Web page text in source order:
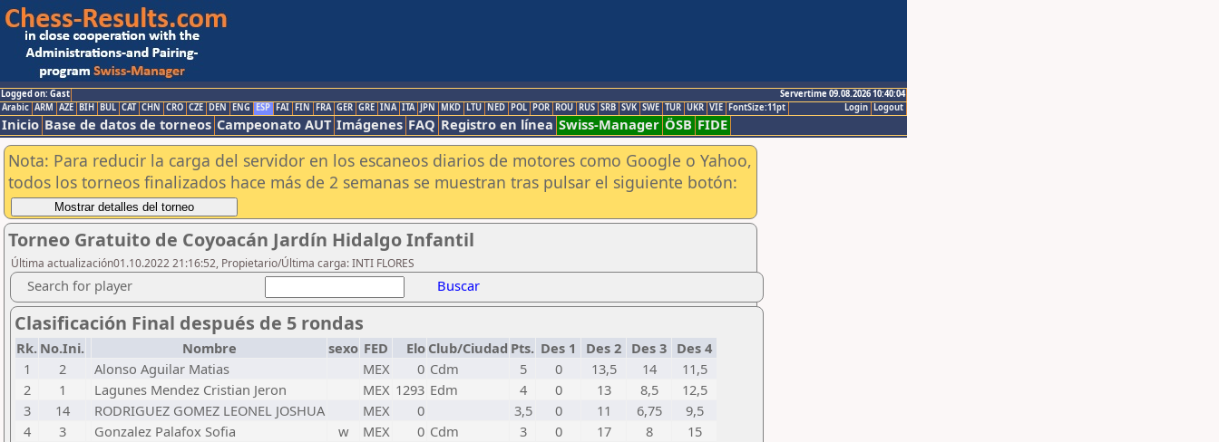
Logged on: Gast
Servertime 09.08.2026 10:40:04
Logout
Login
Arabic ARM AZE BIH BUL CAT CHN CRO CZE DEN ENG ESP FAI FIN FRA GER GRE INA ITA JPN MKD LTU NED POL POR ROU RUS SRB SVK SWE TUR UKR VIE FontSize:11pt
Inicio Base de datos de torneos Campeonato AUT Imágenes FAQ Registro en línea Swiss-Manager ÖSB FIDE
Nota: Para reducir la carga del servidor en los escaneos diarios de motores como Google o Yahoo,
todos los torneos finalizados hace más de 2 semanas se muestran tras pulsar el siguiente botón:
Torneo Gratuito de Coyoacán Jardín Hidalgo Infantil
Última actualización01.10.2022 21:16:52, Propietario/Última carga: INTI FLORES
Search for player Buscar
Clasificación Final después de 5 rondas
Rk. No.Ini. Nombre sexo FED Elo Club/Ciudad Pts. Des 1 Des 2 Des 3 Des 4
1
2 Alonso Aguilar Matias MEX 0 Cdm 5 0 13,5 14
11,5
2
1 Lagunes Mendez Cristian Jeron MEX 1293 Edm 4 0 13 8,5
12,5
3
14 RODRIGUEZ GOMEZ LEONEL JOSHUA MEX 0 3,5 0 11 6,75
9,5
4
3 Gonzalez Palafox Sofia w MEX 0 Cdm 3 0 17 8
15